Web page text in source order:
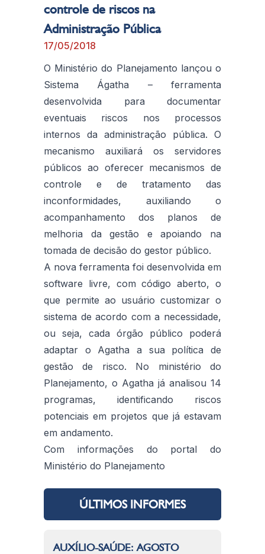
controle de riscos na
Administração Pública
17/05/2018
O Ministério do Planejamento lançou o
Sistema Ágatha – ferramenta
desenvolvida para documentar
eventuais riscos nos processos
internos da administração pública. O
mecanismo auxiliará os servidores
públicos ao oferecer mecanismos de
controle e de tratamento das
inconformidades, auxiliando o
acompanhamento dos planos de
melhoria da gestão e apoiando na
tomada de decisão do gestor público.
A nova ferramenta foi desenvolvida em
software livre, com código aberto, o
que permite ao usuário customizar o
sistema de acordo com a necessidade,
ou seja, cada órgão público poderá
adaptar o Agatha a sua política de
gestão de risco. No ministério do
Planejamento, o Agatha já analisou 14
programas, identificando riscos
potenciais em projetos que já estavam
em andamento.
Com informações do portal do
Ministério do Planejamento
ÚLTIMOS INFORMES
AUXÍLIO-SAÚDE: AGOSTO